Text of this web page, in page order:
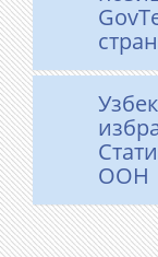
ООН